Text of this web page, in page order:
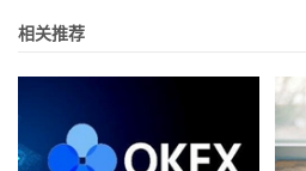
相关推荐